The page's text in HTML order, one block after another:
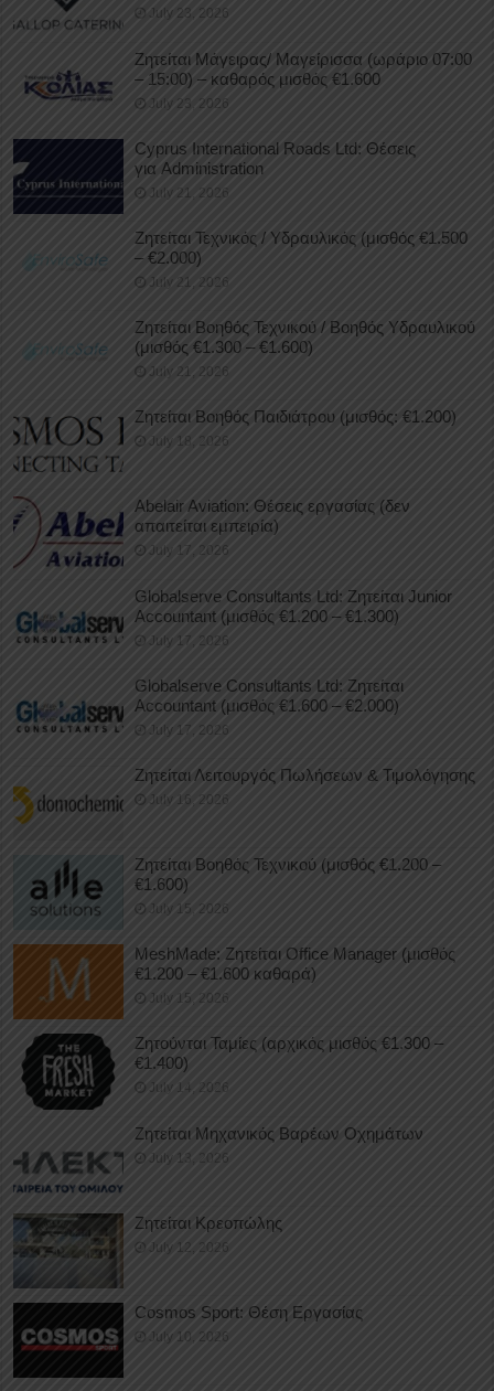
July 23, 2026
Ζητείται Μάγειρας/ Μαγείρισσα (ωράριο 07:00
– 15:00) – καθαρός μισθός €1.600
July 23, 2026
Cyprus International Roads Ltd: Θέσεις
για Administration
July 21, 2026
Ζητείται Τεχνικός / Υδραυλικός (μισθός €1.500
– €2.000)
July 21, 2026
Ζητείται Βοηθός Τεχνικού / Βοηθός Υδραυλικού
(μισθός €1.300 – €1.600)
July 21, 2026
Ζητείται Βοηθός Παιδιάτρου (μισθός: €1.200)
July 18, 2026
Abelair Aviation: Θέσεις εργασίας (δεν
απαιτείται εμπειρία)
July 17, 2026
Globalserve Consultants Ltd: Ζητείται Junior
Accountant (μισθός €1.200 – €1.300)
July 17, 2026
Globalserve Consultants Ltd: Ζητείται
Accountant (μισθός €1.600 – €2.000)
July 17, 2026
Ζητείται Λειτουργός Πωλήσεων & Τιμολόγησης
July 16, 2026
Ζητείται Βοηθός Τεχνικού (μισθός €1.200 –
€1.600)
July 15, 2026
MeshMade: Ζητείται Office Manager (μισθός
€1.200 – €1.600 καθαρά)
July 15, 2026
Ζητούνται Ταμίες (αρχικός μισθός €1.300 –
€1.400)
July 14, 2026
Ζητείται Μηχανικός Βαρέων Οχημάτων
July 13, 2026
Ζητείται Κρεοπώλης
July 12, 2026
Cosmos Sport: Θέση Εργασίας
July 10, 2026